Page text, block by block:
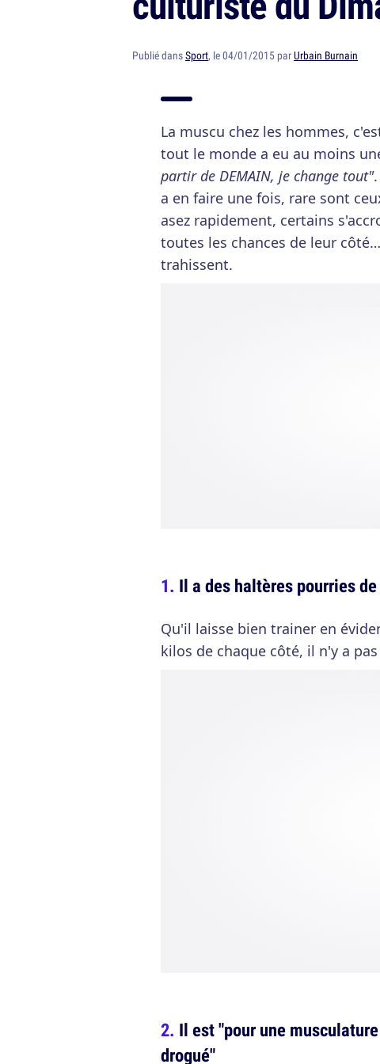
Publié dansSport, le 04/01/2015 parUrbain Burnain
La muscu chez les hommes,
tout le monde a eu au moins
partir de DEMAIN, je change tout"
a en faire une fois, rare sont
asez rapidement, certains
toutes les chances de leur
trahissent.
Il a des haltères pourries
Qu'il laisse bien trainer en
kilos de chaque côté, il n'y a
Il est "pour une
drogué"